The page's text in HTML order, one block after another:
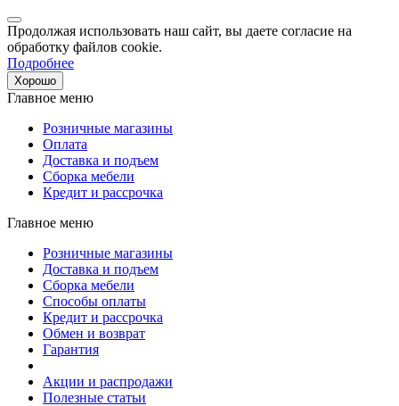
Продолжая использовать наш сайт, вы даете согласие на
обработку файлов cookie.
Подробнее
Хорошо
Главное меню
Розничные магазины
Оплата
Доставка и подъем
Сборка мебели
Кредит и рассрочка
Главное меню
Розничные магазины
Доставка и подъем
Сборка мебели
Способы оплаты
Кредит и рассрочка
Обмен и возврат
Гарантия
Акции и распродажи
Полезные статьи